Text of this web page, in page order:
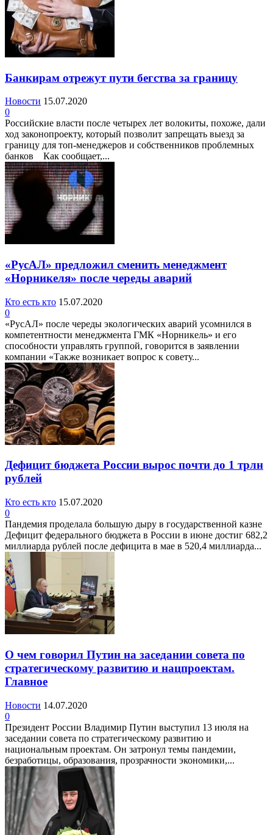
Банкирам отрежут пути бегства за границу
Новости 15.07.2020
0
Российские власти после четырех лет волокиты, похоже, дали
ход законопроекту, который позволит запрещать выезд за
границу для топ-менеджеров и собственников проблемных
банков Как сообщает,...
«РусАЛ» предложил сменить менеджмент
«Норникеля» после череды аварий
Кто есть кто 15.07.2020
0
«РусАЛ» после череды экологических аварий усомнился в
компетентности менеджмента ГМК «Норникель» и его
способности управлять группой, говорится в заявлении
компании «Также возникает вопрос к совету...
Дефицит бюджета России вырос почти до 1 трлн
рублей
Кто есть кто 15.07.2020
0
Пандемия проделала большую дыру в государственной казне
Дефицит федерального бюджета в России в июне достиг 682,2
миллиарда рублей после дефицита в мае в 520,4 миллиарда...
О чем говорил Путин на заседании совета по
стратегическому развитию и нацпроектам.
Главное
Новости 14.07.2020
0
Президент России Владимир Путин выступил 13 июля на
заседании совета по стратегическому развитию и
национальным проектам. Он затронул темы пандемии,
безработицы, образования, прозрачности экономики,...